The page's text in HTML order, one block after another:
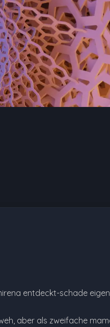
entdeckt-schade
aber als zweifache